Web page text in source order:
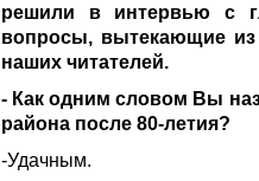
решили в интервью с
вопросы, вытекающие
наших читателей.
- Как одним словом Вы
района после 80-летия?
-Удачным.